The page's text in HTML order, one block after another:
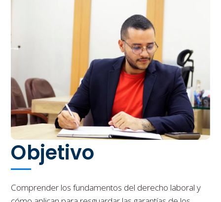
Objetivo
Comprender los fundamentos del derecho laboral y